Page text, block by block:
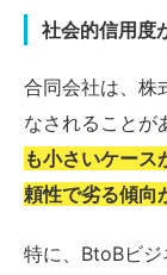
社会的信用度
合同会社は、株
なされることが
も小さいケース
頼性で劣る傾向
特に、BtoBビ